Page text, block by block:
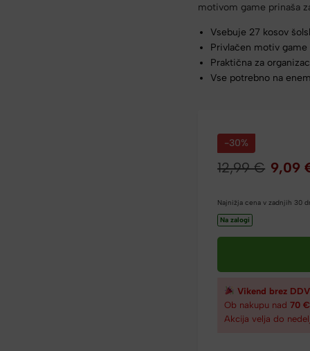
motivom game prinaša
Vsebuje 27 kosov
Privlačen motiv game
Praktična za
Vse potrebno na
-30%
12,99€ 9,09
Najnižja cena v zadnjih 30
Na zalogi
Vikend brez DDV
Ob nakupu nad70 €
Akcija velja do